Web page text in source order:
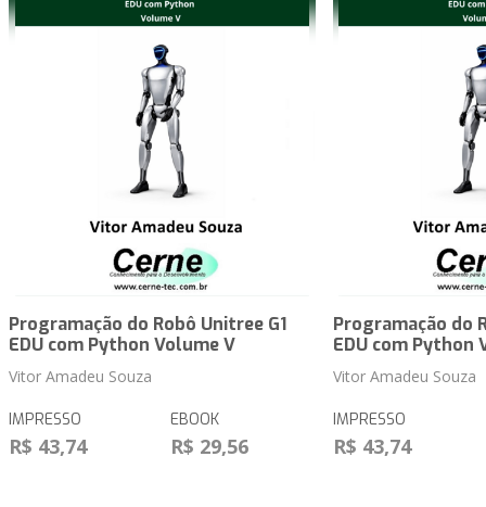
Programação do Robô Unitree G1
EDU com Python Volume V
Vitor Amadeu Souza
IMPRESSO
R$ 43,74
EBOOK
R$ 29,56
Programação do
EDU com Python
Vitor Amadeu Souza
IMPRESSO
R$ 43,74